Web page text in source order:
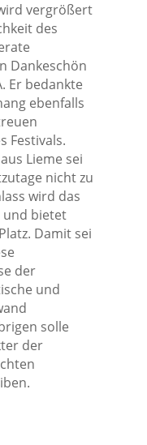
vergrößert
des
Dankeschön
Er bedankte
ebenfalls
Festivals.
Lieme sei
nicht zu
wird das
und bietet
Damit sei
der
und
solle
der